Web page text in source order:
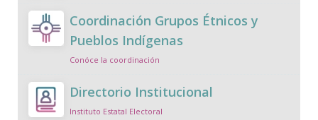
Coordinación Grupos Étnicos y
Pueblos Indígenas
Conóce la coordinación
Directorio Institucional
Instituto Estatal Electoral